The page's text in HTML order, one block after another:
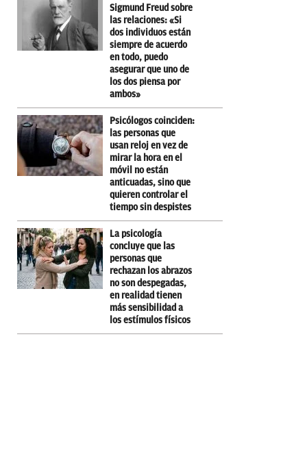
Sigmund Freud sobre
las relaciones: «Si
dos individuos están
siempre de acuerdo
en todo, puedo
asegurar que uno de
los dos piensa por
ambos»
Psicólogos coinciden:
las personas que
usan reloj en vez de
mirar la hora en el
móvil no están
anticuadas, sino que
quieren controlar el
tiempo sin despistes
La psicología
concluye que las
personas que
rechazan los abrazos
no son despegadas,
en realidad tienen
más sensibilidad a
los estímulos físicos